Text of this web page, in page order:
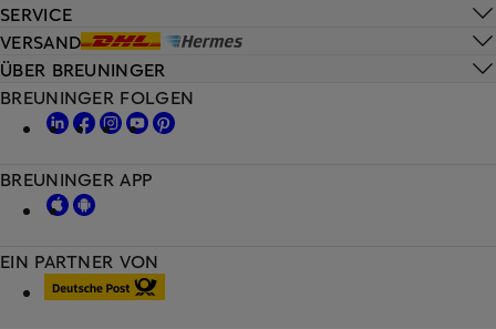
SERVICE
VERSAND
ÜBER BREUNINGER
EIN PARTNER VON
BREUNINGER FOLGEN
BREUNINGER APP